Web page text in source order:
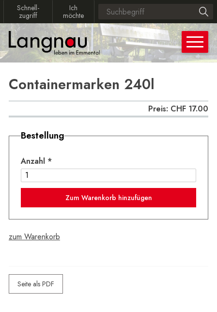
Navigieren in Langnau
Schnellnavigation
Schnellzugriff
Schnell­
zugriff
Ich möchte
Ich
möchte
Suchbegriff
Containermarken 240l
Preis: CHF 17.00
Bestellung
Anzahl *
Zum Warenkorb hinzufügen
zum Warenkorb
Seite als PDF